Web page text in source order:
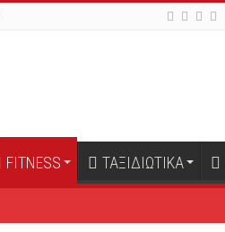
FITNESS ΤΑΞΙΔΙΩΤΙΚΑ